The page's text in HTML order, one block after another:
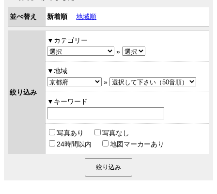
並べ替え 新着順 地域順
絞り込み
カテゴリー
»
地域
»
キーワード
写真あり
写真なし
24時間以内
地図マーカーあり